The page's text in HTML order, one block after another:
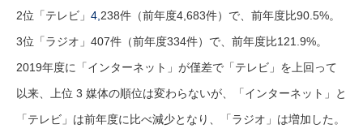
2位「テレビ」 4, 238件（前年度4,683件）で、前年度比90.5%。
3位「ラジオ」407件（前年度334件）で、前年度比121.9%。
2019年度に「インターネット」が僅差で「テレビ」を上回って
以来、上位 3 媒体の順位は変わらないが、「インターネット」と
「テレビ」は前年度に比べ減少となり、「ラジオ」は増加した。